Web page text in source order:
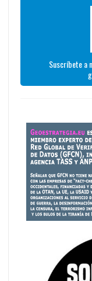
Suscríbete a